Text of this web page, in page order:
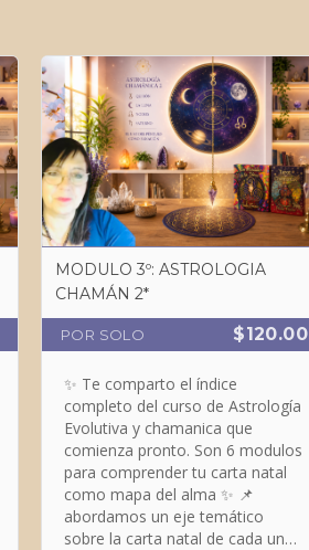
MODULO 3º: ASTROLOGIA
CHAMÁN 2*
POR SOLO $120.00
✨ Te comparto el índice
completo del curso de Astrología
Evolutiva y chamanica que
comienza pronto. Son 6 modulos
para comprender tu carta natal
como mapa del alma ✨ 📌
abordamos un eje temático
sobre la carta natal de cada una